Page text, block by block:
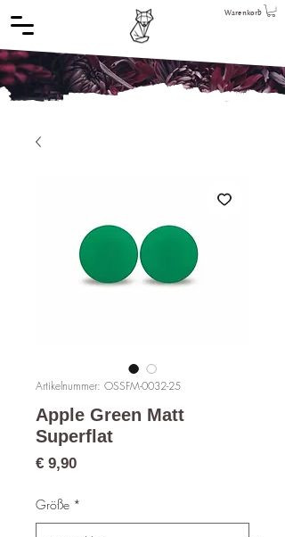
Warenkorb
Artikelnummer: OSSFM-0032-25
Apple Green Matt
Superflat
€ 9,90Preis
Größe *